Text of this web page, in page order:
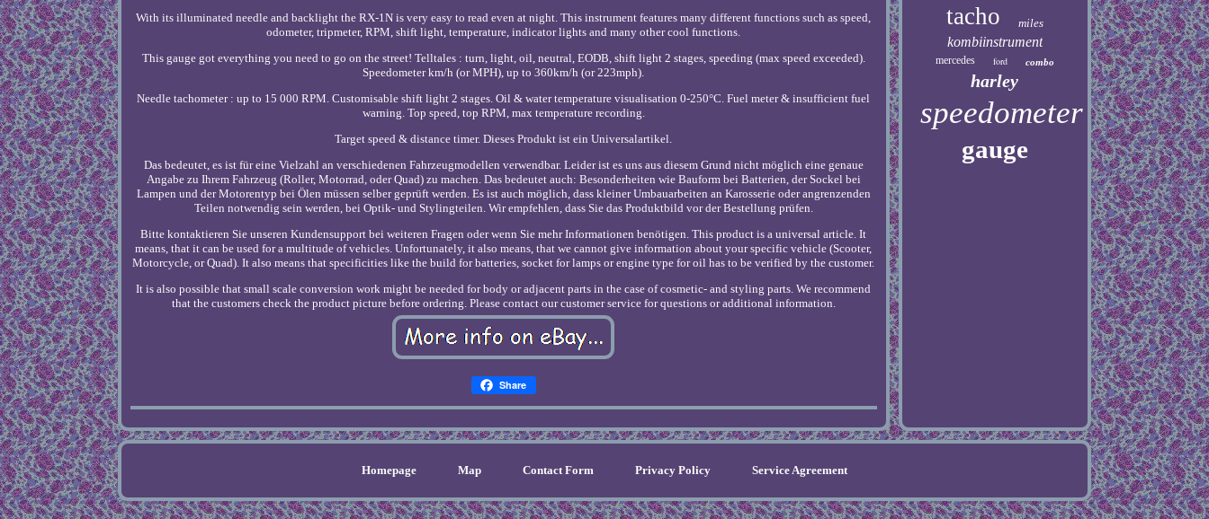
With its illuminated needle and backlight the RX-1N is very easy to read even at night. This instrument features many different functions such as speed,
odometer, tripmeter, RPM, shift light, temperature, indicator lights and many other cool functions.
This gauge got everything you need to go on the street! Telltales : turn, light, oil, neutral, EODB, shift light 2 stages, speeding (max speed exceeded).
Speedometer km/h (or MPH), up to 360km/h (or 223mph).
Needle tachometer : up to 15 000 RPM. Customisable shift light 2 stages. Oil & water temperature visualisation 0-250°C. Fuel meter & insufficient fuel
warning. Top speed, top RPM, max temperature recording.
Target speed & distance timer. Dieses Produkt ist ein Universalartikel.
Das bedeutet, es ist für eine Vielzahl an verschiedenen Fahrzeugmodellen verwendbar. Leider ist es uns aus diesem Grund nicht möglich eine genaue
Angabe zu Ihrem Fahrzeug (Roller, Motorrad, oder Quad) zu machen. Das bedeutet auch: Besonderheiten wie Bauform bei Batterien, der Sockel bei
Lampen und der Motorentyp bei Ölen müssen selber geprüft werden. Es ist auch möglich, dass kleiner Umbauarbeiten an Karosserie oder angrenzenden
Teilen notwendig sein werden, bei Optik- und Stylingteilen. Wir empfehlen, dass Sie das Produktbild vor der Bestellung prüfen.
Bitte kontaktieren Sie unseren Kundensupport bei weiteren Fragen oder wenn Sie mehr Informationen benötigen. This product is a universal article. It
means, that it can be used for a multitude of vehicles. Unfortunately, it also means, that we cannot give information about your specific vehicle (Scooter,
Motorcycle, or Quad). It also means that specificities like the build for batteries, socket for lamps or engine type for oil has to be verified by the customer.
It is also possible that small scale conversion work might be needed for body or adjacent parts in the case of cosmetic- and styling parts. We recommend
that the customers check the product picture before ordering. Please contact our customer service for questions or additional information.
Share
tacho miles
kombiinstrument
mercedes ford combo
harley
speedometer
gauge
Homepage Map Contact Form Privacy Policy Service Agreement